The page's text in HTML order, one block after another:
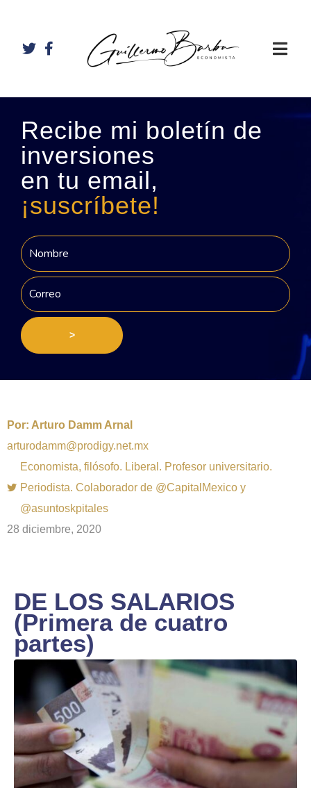
Recibe mi boletín de
inversiones
en tu email,
¡suscríbete!
>
Por: Arturo Damm Arnal
arturodamm@prodigy.net.mx
Economista, filósofo. Liberal. Profesor universitario.
Periodista. Colaborador de @CapitalMexico y
@asuntoskpitales
28 diciembre, 2020
DE LOS SALARIOS
(Primera de cuatro
partes)